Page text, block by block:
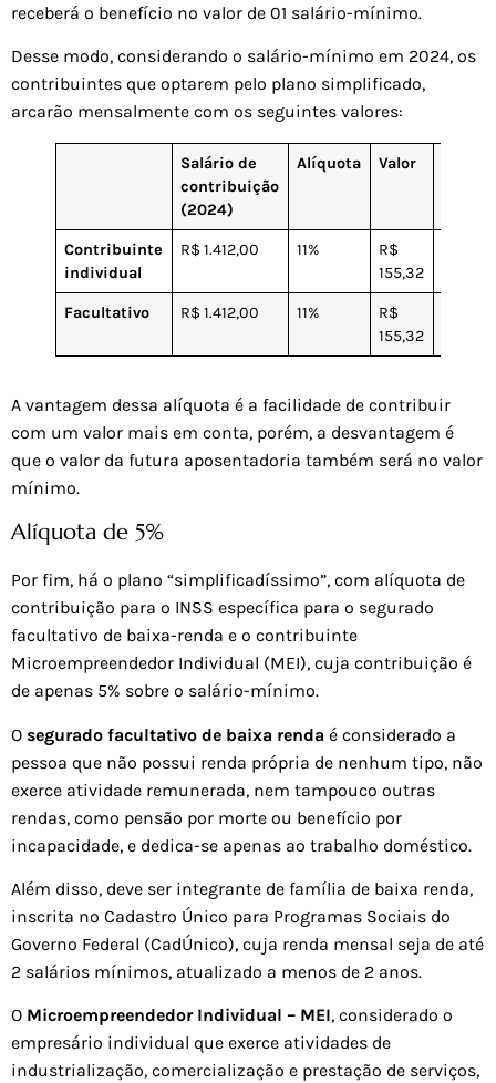
receberá o benefício no valor de 01 salário-mínimo.
Desse modo, considerando o salário-mínimo em 2024, os
contribuintes que optarem pelo plano simplificado,
arcarão mensalmente com os seguintes valores:
Salário de
contribuição
(2024)
Alíquota Valor
Contribuinte
individual
R$ 1.412,00 11%
R$
155,32
Facultativo R$ 1.412,00 11%
R$
155,32
A vantagem dessa alíquota é a facilidade de contribuir
com um valor mais em conta, porém, a desvantagem é
que o valor da futura aposentadoria também será no valor
mínimo.
Alíquota de 5%
Por fim, há o plano “simplificadíssimo”, com alíquota de
contribuição para o INSS específica para o segurado
facultativo de baixa-renda e o contribuinte
Microempreendedor Individual (MEI), cuja contribuição é
de apenas 5% sobre o salário-mínimo.
O segurado facultativo de baixa renda é considerado a
pessoa que não possui renda própria de nenhum tipo, não
exerce atividade remunerada, nem tampouco outras
rendas, como pensão por morte ou benefício por
incapacidade, e dedica-se apenas ao trabalho doméstico.
Além disso, deve ser integrante de família de baixa renda,
inscrita no Cadastro Único para Programas Sociais do
Governo Federal (CadÚnico), cuja renda mensal seja de até
2 salários mínimos, atualizado a menos de 2 anos.
O Microempreendedor Individual – MEI, considerado o
empresário individual que exerce atividades de
industrialização, comercialização e prestação de serviços,